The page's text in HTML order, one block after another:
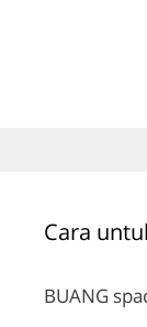
Cara
BUANG